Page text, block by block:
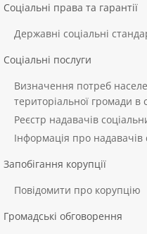
Соціальні права та гарантії
Державні соціальні
Соціальні послуги
Визначення потреб
територіальної громади в
Реєстр надавачів
Інформація про надавачів
Запобігання корупції
Повідомити про корупцію
Громадські обговорення